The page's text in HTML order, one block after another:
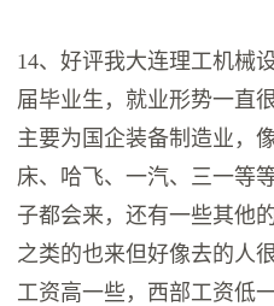
14、好评我大连理工机械
届毕业生，就业形势一直
主要为国企装备制造业，
床、哈飞、一汽、三一等
子都会来，还有一些其他
之类的也来但好像去的人
工资高一些，西部工资低